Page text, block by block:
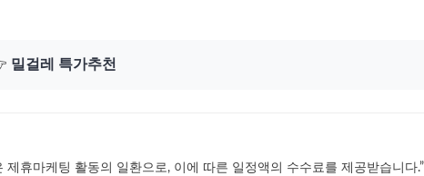
밀걸레 특가추천
제휴마케팅 활동의 일환으로, 이에 따른 일정액의 수수료를 제공받습니다.”